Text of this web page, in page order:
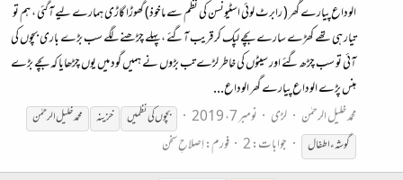
الوداع پیارے گھر ( رابرٹ لوئی اسٹیونسن کی نظم سے ماخوذ) گھوڑا گاڑی ہمارے لیے آگئی ، ہم تو
تیار ہی تھے کھڑے سارے بچے لپک کر قریب آگئے ، پہلے چڑھنے لگے سب بڑے باری بچوں کی
آئی تو سب چڑھ گئے اور سیٹوں کی خاطر لڑے تب بڑوں نے ہمیں گود میں یوں چڑھایا کہ بچے بڑے
ہنس پڑے الوداع پیارے گھر الوداع...
محمد خلیل الرحمٰن
لڑی نومبر 7، 2019 بچوںکینظمیں خزینہ
محمد خلیل الرحمٰن
گوشہء اطفال
جوابات: 2 فورم:اِصلاحِ سخن